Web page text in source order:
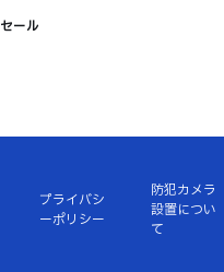
セール
プライバシ
ーポリシー
防犯カメラ
設置につい
て